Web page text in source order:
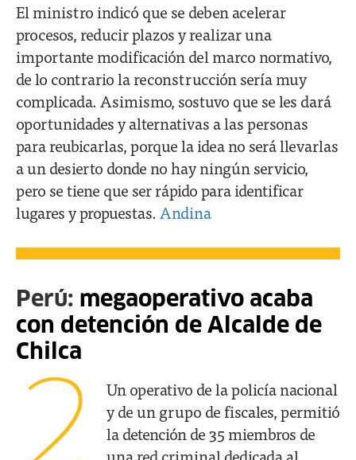
El ministro indicó que se deben acelerar
procesos, reducir plazos y realizar una
importante modificación del marco normativo,
de lo contrario la reconstrucción sería muy
complicada. Asimismo, sostuvo que se les dará
oportunidades y alternativas a las personas
para reubicarlas, porque la idea no será llevarlas
a un desierto donde no hay ningún servicio,
pero se tiene que ser rápido para identificar
lugares y propuestas. Andina
Perú: megaoperativo acaba
con detención de Alcalde de
Chilca
2
Un operativo de la policía nacional
y de un grupo de fiscales, permitió
la detención de 35 miembros de
una red criminal dedicada al